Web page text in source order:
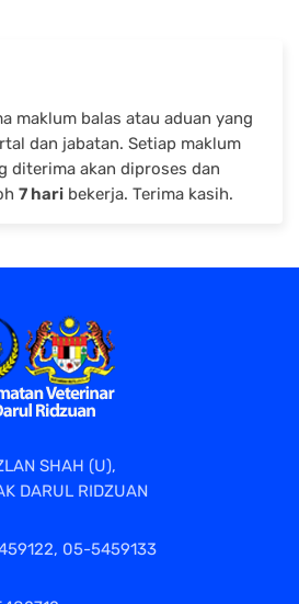
maklum balas atau aduan yang
dan jabatan. Setiap maklum
diterima akan diproses dan
7 hari bekerja. Terima kasih.
SHAH (U),
DARUL RIDZUAN
05-5459133